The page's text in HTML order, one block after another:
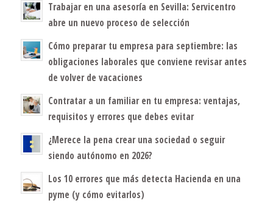
Trabajar en una asesoría en Sevilla: Servicentro
abre un nuevo proceso de selección
Cómo preparar tu empresa para septiembre: las
obligaciones laborales que conviene revisar antes
de volver de vacaciones
Contratar a un familiar en tu empresa: ventajas,
requisitos y errores que debes evitar
¿Merece la pena crear una sociedad o seguir
siendo autónomo en 2026?
Los 10 errores que más detecta Hacienda en una
pyme (y cómo evitarlos)